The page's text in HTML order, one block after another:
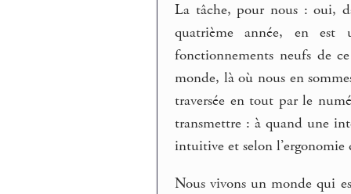
La tâche, pour nous : oui,
quatrième année, en est
fonctionnements neufs de
monde, là où nous en
traversée en tout par le
transmettre : à quand une
intuitive et selon l’ergonomie
Nous vivons un monde qui